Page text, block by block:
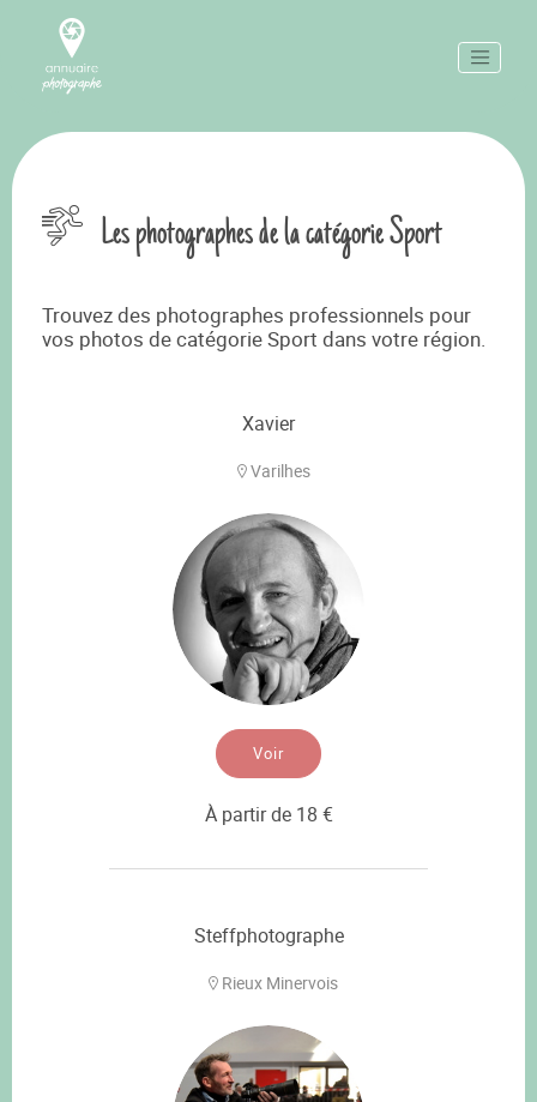
Les photographes de la catégorie Sport
Trouvez des photographes professionnels pour
vos photos de catégorie Sport dans votre région.
Xavier
Varilhes
Voir
À partir de 18 €
Steffphotographe
Rieux Minervois